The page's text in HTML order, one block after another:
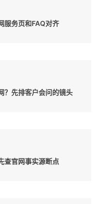
服务页和FAQ对齐
？先排客户会问的镜头
查官网事实源断点